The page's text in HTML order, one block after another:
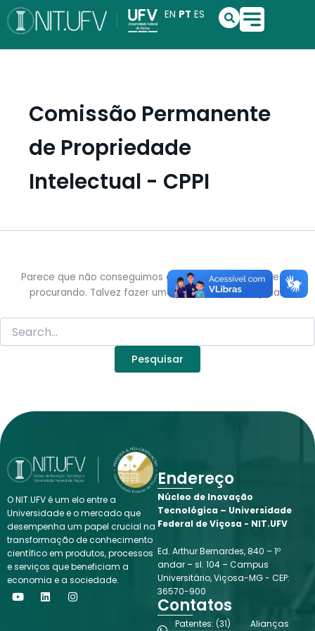
para
conteúdo
EN PT ES S
e
a
c
Comissão Permanente
de Propriedade
Intelectual - CPPI
Parece que não conseguimos encontrar o que você está
procurando. Talvez fazer uma pesquisa possa ajudar.
Pesquisar
por:
O NIT.UFV é um elo entre a
Universidade e o mercado que
desempenha um papel crucial na
transformação de conhecimento
científico em produtos, processos
e serviços que beneficiam a
economia e a sociedade.
Y
o
L
i
I
n
Endereço
Núcleo de Inovação
Tecnológica – Universidade
Federal de Viçosa - NIT.UFV
Ed. Arthur Bernardes, 840 – 1º
andar – sl. 104 – Campus
Universitário, Viçosa-MG - CEP:
36570-900
Contatos
Patentes: (31) Alianças